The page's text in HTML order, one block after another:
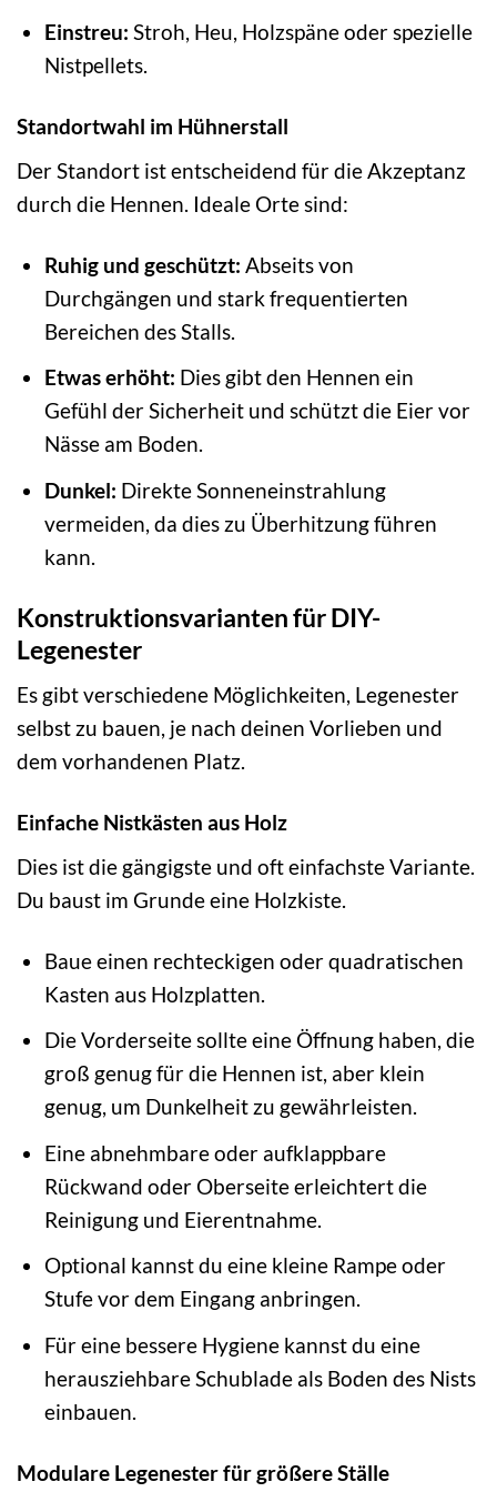
Einstreu: Stroh, Heu, Holzspäne oder spezielle
Nistpellets.
Standortwahl im Hühnerstall
Der Standort ist entscheidend für die Akzeptanz
durch die Hennen. Ideale Orte sind:
Ruhig und geschützt: Abseits von
Durchgängen und stark frequentierten
Bereichen des Stalls.
Etwas erhöht: Dies gibt den Hennen ein
Gefühl der Sicherheit und schützt die Eier vor
Nässe am Boden.
Dunkel: Direkte Sonneneinstrahlung
vermeiden, da dies zu Überhitzung führen
kann.
Konstruktionsvarianten für DIY-
Legenester
Es gibt verschiedene Möglichkeiten, Legenester
selbst zu bauen, je nach deinen Vorlieben und
dem vorhandenen Platz.
Einfache Nistkästen aus Holz
Dies ist die gängigste und oft einfachste Variante.
Du baust im Grunde eine Holzkiste.
Baue einen rechteckigen oder quadratischen
Kasten aus Holzplatten.
Die Vorderseite sollte eine Öffnung haben, die
groß genug für die Hennen ist, aber klein
genug, um Dunkelheit zu gewährleisten.
Eine abnehmbare oder aufklappbare
Rückwand oder Oberseite erleichtert die
Reinigung und Eierentnahme.
Optional kannst du eine kleine Rampe oder
Stufe vor dem Eingang anbringen.
Für eine bessere Hygiene kannst du eine
herausziehbare Schublade als Boden des Nists
einbauen.
Modulare Legenester für größere Ställe